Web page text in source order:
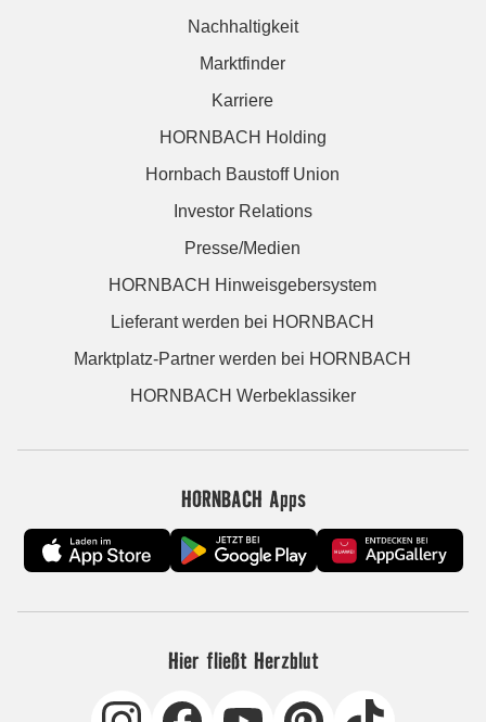
Nachhaltigkeit
Marktfinder
Karriere
HORNBACH Holding
Hornbach Baustoff Union
Investor Relations
Presse/Medien
HORNBACH Hinweisgebersystem
Lieferant werden bei HORNBACH
Marktplatz-Partner werden bei HORNBACH
HORNBACH Werbeklassiker
HORNBACH Apps
Hier fließt Herzblut